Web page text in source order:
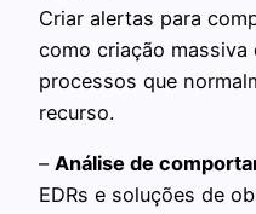
Criar alertas para
como criação massiva
processos que
recurso.
– Análise de
EDRs e soluções de